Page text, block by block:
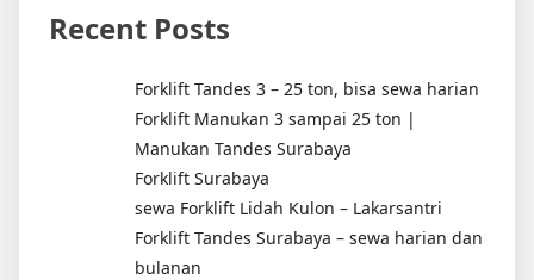
Recent Posts
Forklift Tandes 3 – 25 ton, bisa sewa harian
Forklift Manukan 3 sampai 25 ton |
Manukan Tandes Surabaya
Forklift Surabaya
sewa Forklift Lidah Kulon – Lakarsantri
Forklift Tandes Surabaya – sewa harian dan
bulanan